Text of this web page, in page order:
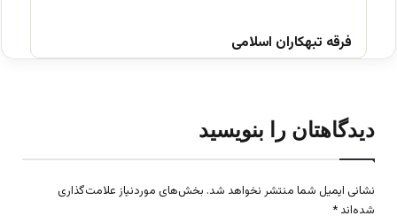
فرقه تبهکاران اسلامی
دیدگاهتان را بنویسید
نشانی ایمیل شما منتشر نخواهد شد. بخش‌های موردنیاز علامت‌گذاری
شده‌اند *